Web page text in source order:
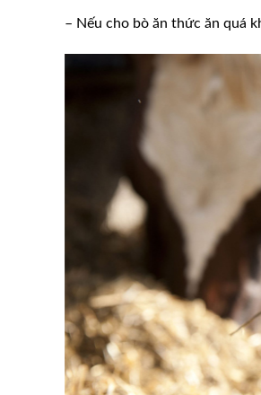
– Nếu cho bò ăn thức ăn quá